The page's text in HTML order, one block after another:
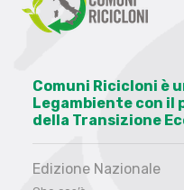
Comuni Ricicloni è
Legambiente con il
della Transizione
Edizione Nazionale